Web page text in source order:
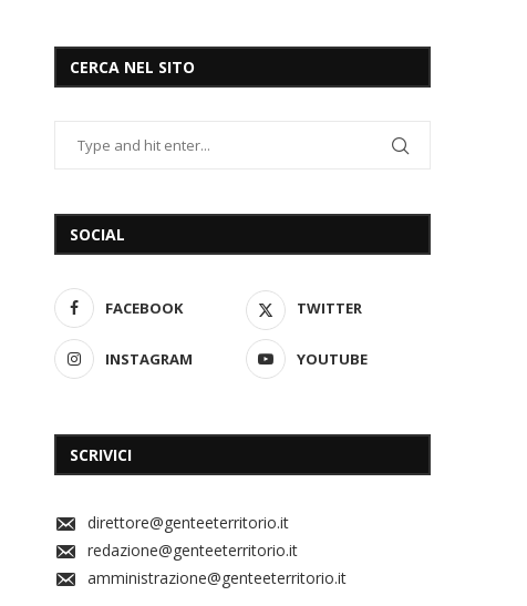
CERCA NEL SITO
SOCIAL
FACEBOOK TWITTER
INSTAGRAM YOUTUBE
SCRIVICI
direttore@genteeterritorio.it
redazione@genteeterritorio.it
amministrazione@genteeterritorio.it